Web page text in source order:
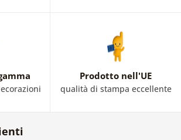
Prodotto nell'UE
qualità di stampa eccellente